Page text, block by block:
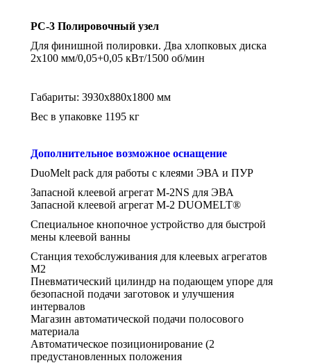
PC-3 Полировочный узел
Для финишной полировки. Два хлопковых диска
2х100 мм/0,05+0,05 кВт/1500 об/мин
Габариты: 3930х880х1800 мм
Вес в упаковке 1195 кг
Дополнительное возможное оснащение
DuoMelt pack для работы с клеями ЭВА и ПУР
Запасной клеевой агрегат М-2NS для ЭВА
Запасной клеевой агрегат М-2 DUOMELT®
Специальное кнопочное устройство для быстрой
мены клеевой ванны
Станция техобслуживания для клеевых агрегатов
М2
Пневматический цилиндр на подающем упоре для
безопасной подачи заготовок и улучшения
интервалов
Магазин автоматической подачи полосового
материала
Автоматическое позиционирование (2
предустановленных положения